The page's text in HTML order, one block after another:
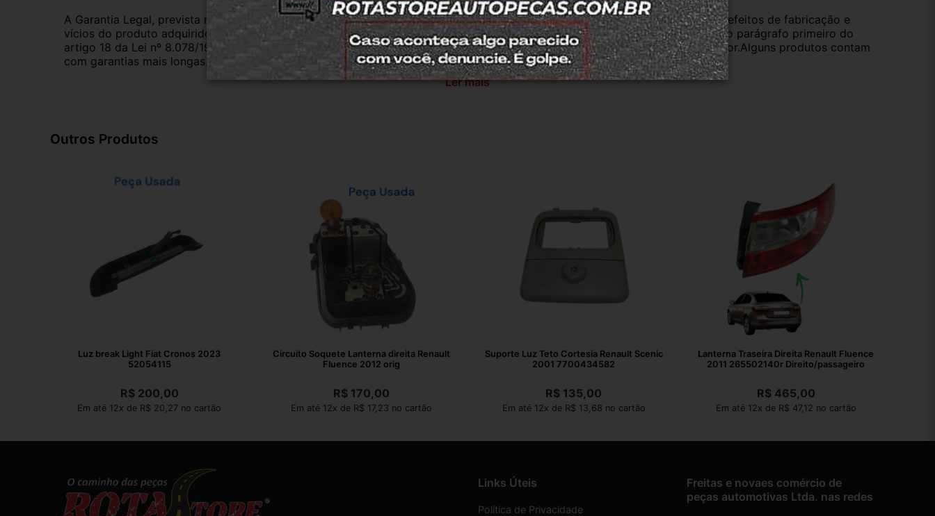
A Garantia Legal, prevista no Código de Defesa do Consumidor, é de 90 (noventa) dias a partir da data da compra e cobre defeitos de fabricação e
vícios do produto adquirido.Na impossibilidade de reparar o produto, o cliente poderá escolher dentre as opções previstas no parágrafo primeiro do
artigo 18 da Lei nº 8.078/1990, ou, ainda, a utilização do crédito como parte do pagamento de outro produto de valor superior.Alguns produtos contam
com garantias mais longas. Consulte nossos vendedores. A ga...
Ler mais
Outros Produtos
Luz break Light Fiat Cronos 2023
52054115
R$200,00
Em até 12x de R$ 20,27 no cartão
Circuito Soquete Lanterna direita Renault
Fluence 2012 orig
R$ 170,00
Em até 12x de R$ 17,23 no cartão
Suporte Luz Teto Cortesia Renault Scenic
2001 7700434582
R$ 135,00
Em até 12x de R$ 13,68 no cartão
Lanterna Traseira Direita Renault Fluence
2011 265502140r Direito/passageiro
R$465,00
Em até 12x de R$ 47,12 no cartão
Links Úteis
Política de Privacidade
Freitas e novaes comércio de
peças automotivas Ltda. nas redes